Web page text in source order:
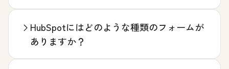
HubSpotにはどのような種類のフォームが
ありますか？